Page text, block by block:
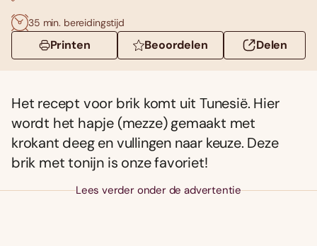
35 min. bereidingstijd
Printen Beoordelen Delen
Het recept voor brik komt uit Tunesië. Hier
wordt het hapje (mezze) gemaakt met
krokant deeg en vullingen naar keuze. Deze
brik met tonijn is onze favoriet!
Lees verder onder de advertentie